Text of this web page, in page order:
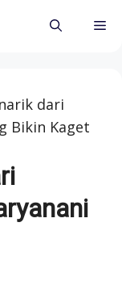
dari
Bikin Kaget